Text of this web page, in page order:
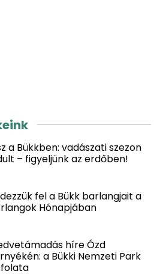
a Bükkben: vadászati szezon
– figyeljünk az erdőben!
fel a Bükk barlangjait a
Hónapjában
híre Ózd
a Bükki Nemzeti Park